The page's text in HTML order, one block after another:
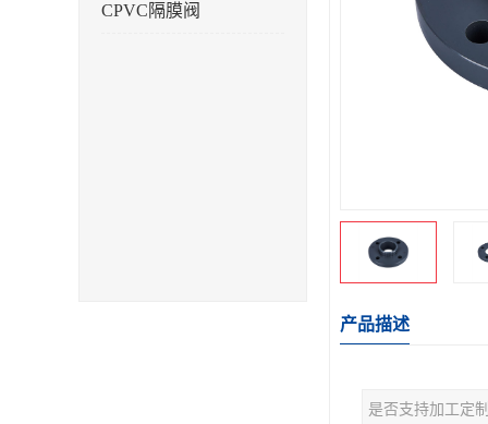
CPVC隔膜阀
产品描述
是否支持加工定制